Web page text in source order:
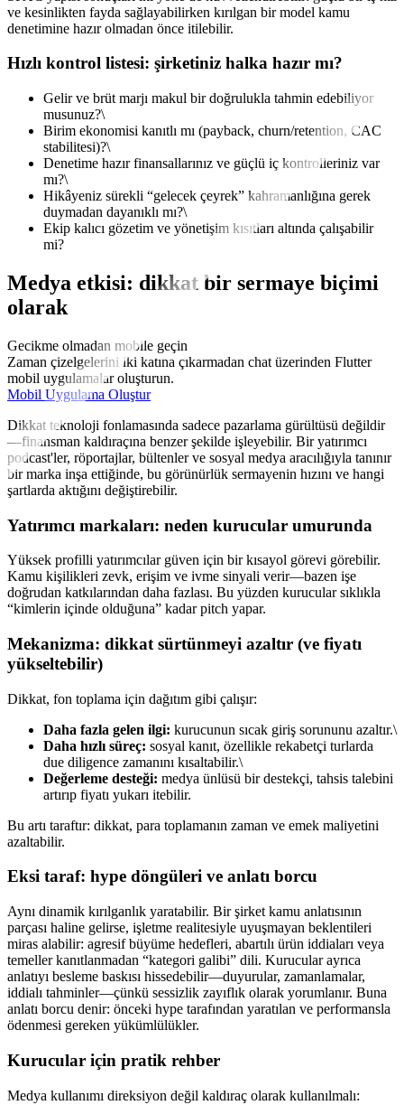
ve kesinlikten fayda sağlayabilirken kırılgan bir model kamu
denetimine hazır olmadan önce itilebilir.
Hızlı kontrol listesi: şirketiniz halka hazır mı?
Gelir ve brüt marjı makul bir doğrulukla tahmin edebiliyor
musunuz?\
Birim ekonomisi kanıtlı mı (payback, churn/retention, CAC
stabilitesi)?\
Denetime hazır finansallarınız ve güçlü iç kontrolleriniz var
mı?\
Hikâyeniz sürekli “gelecek çeyrek” kahramanlığına gerek
duymadan dayanıklı mı?\
Ekip kalıcı gözetim ve yönetişim kısıtları altında çalışabilir
mi?
Medya etkisi: dikkat bir sermaye biçimi
olarak
Gecikme olmadan mobile geçin
Zaman çizelgelerini iki katına çıkarmadan chat üzerinden Flutter
mobil uygulamalar oluşturun.
Mobil Uygulama Oluştur
Dikkat teknoloji fonlamasında sadece pazarlama gürültüsü değildir
—finansman kaldıraçına benzer şekilde işleyebilir. Bir yatırımcı
podcast'ler, röportajlar, bültenler ve sosyal medya aracılığıyla tanınır
bir marka inşa ettiğinde, bu görünürlük sermayenin hızını ve hangi
şartlarda aktığını değiştirebilir.
Yatırımcı markaları: neden kurucular umurunda
Yüksek profilli yatırımcılar güven için bir kısayol görevi görebilir.
Kamu kişilikleri zevk, erişim ve ivme sinyali verir—bazen işe
doğrudan katkılarından daha fazlası. Bu yüzden kurucular sıklıkla
“kimlerin içinde olduğuna” kadar pitch yapar.
Mekanizma: dikkat sürtünmeyi azaltır (ve fiyatı
yükseltebilir)
Dikkat, fon toplama için dağıtım gibi çalışır:
Daha fazla gelen ilgi: kurucunun sıcak giriş sorununu azaltır.\
Daha hızlı süreç: sosyal kanıt, özellikle rekabetçi turlarda
due diligence zamanını kısaltabilir.\
Değerleme desteği: medya ünlüsü bir destekçi, tahsis talebini
artırıp fiyatı yukarı itebilir.
Bu artı taraftır: dikkat, para toplamanın zaman ve emek maliyetini
azaltabilir.
Eksi taraf: hype döngüleri ve anlatı borcu
Aynı dinamik kırılganlık yaratabilir. Bir şirket kamu anlatısının
parçası haline gelirse, işletme realitesiyle uyuşmayan beklentileri
miras alabilir: agresif büyüme hedefleri, abartılı ürün iddiaları veya
temeller kanıtlanmadan “kategori galibi” dili. Kurucular ayrıca
anlatıyı besleme baskısı hissedebilir—duyurular, zamanlamalar,
iddialı tahminler—çünkü sessizlik zayıflık olarak yorumlanır. Buna
anlatı borcu denir: önceki hype tarafından yaratılan ve performansla
ödenmesi gereken yükümlülükler.
Kurucular için pratik rehber
Medya kullanımı direksiyon değil kaldıraç olarak kullanılmalı: